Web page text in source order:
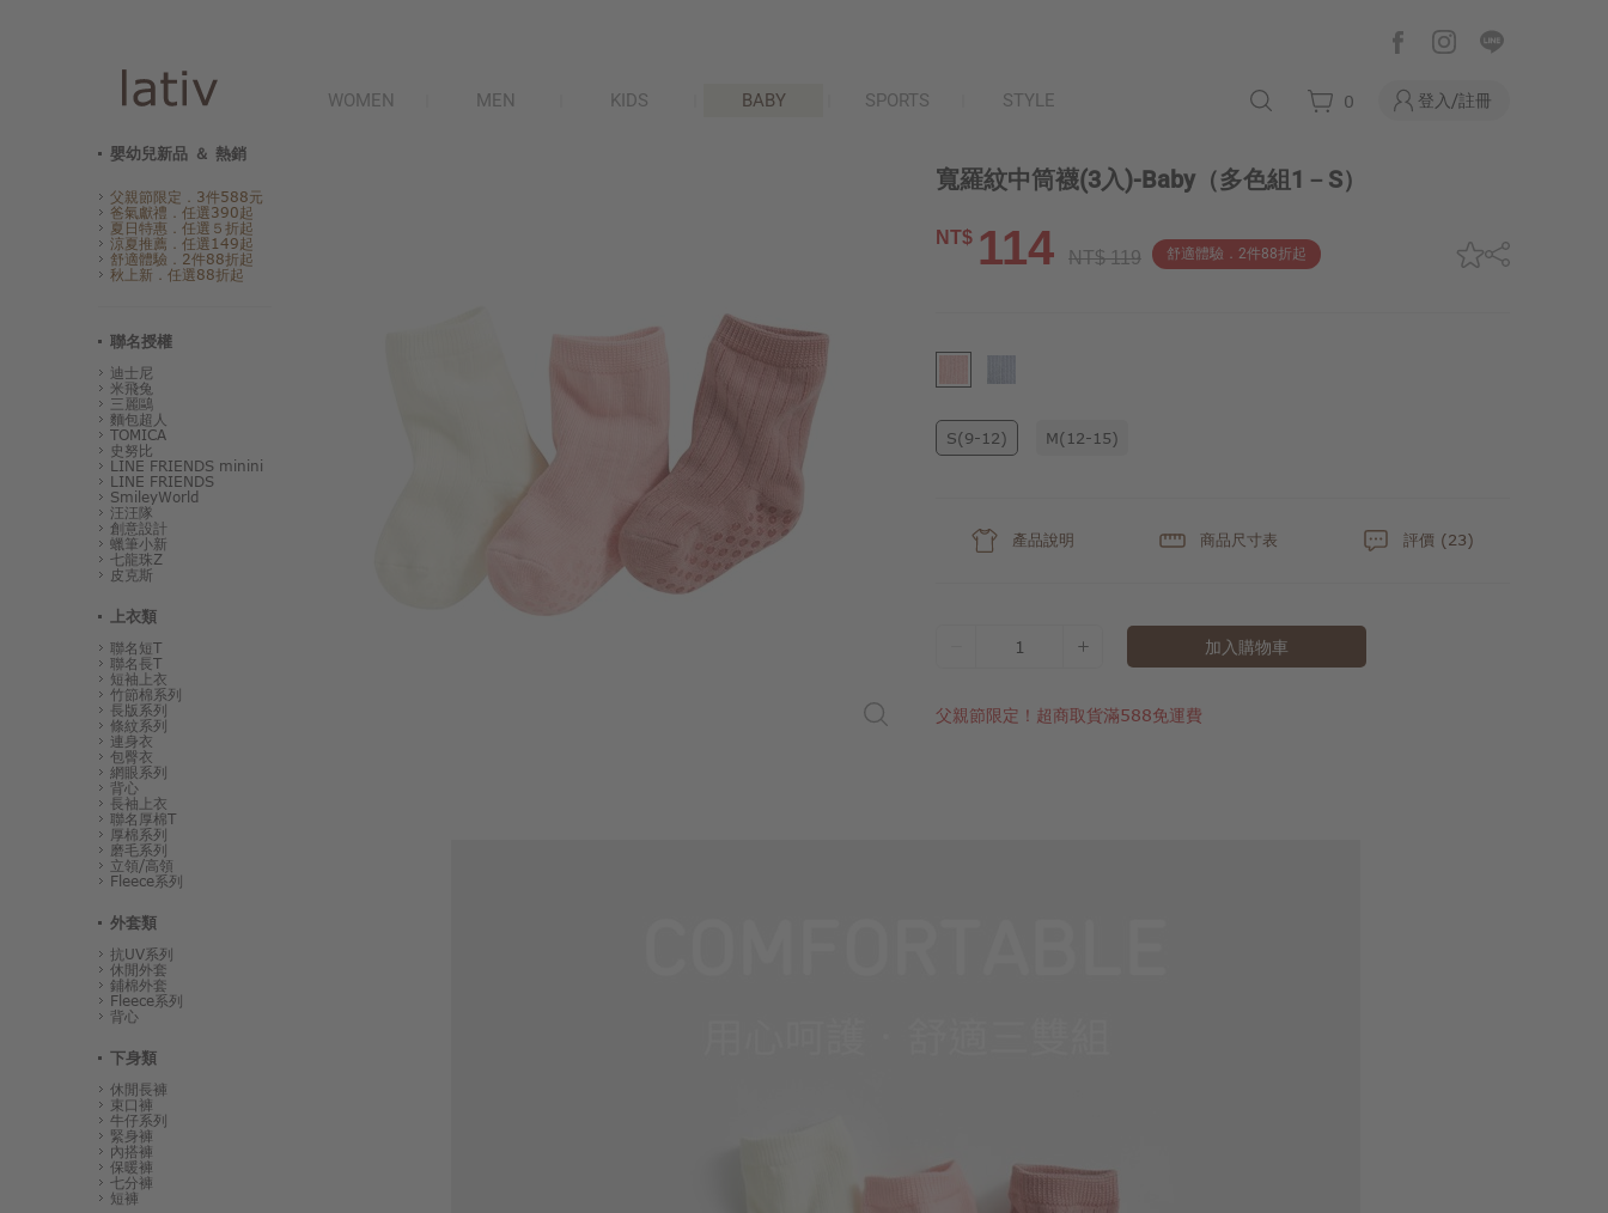
WOMEN MEN KIDS BABY SPORTS STYLE 0 登入/註冊
嬰幼兒新品 ＆ 熱銷
父親節限定．3件588元
爸氣獻禮．任選390起
夏日特惠．任選５折起
涼夏推薦．任選149起
舒適體驗．2件88折起
秋上新．任選88折起
聯名授權
迪士尼
米飛兔
三麗鷗
麵包超人
TOMICA
史努比
LINE FRIENDS minini
LINE FRIENDS
SmileyWorld
汪汪隊
創意設計
蠟筆小新
七龍珠Z
皮克斯
上衣類
聯名短T
聯名長T
短袖上衣
竹節棉系列
長版系列
條紋系列
連身衣
包臀衣
網眼系列
背心
長袖上衣
聯名厚棉T
厚棉系列
磨毛系列
立領/高領
Fleece系列
外套類
抗UV系列
休閒外套
鋪棉外套
Fleece系列
背心
下身類
休閒長褲
束口褲
牛仔系列
緊身褲
內搭褲
保暖褲
七分褲
短褲
寬羅紋中筒襪(3入)-Baby （多色組1－S）
NT$ 114 NT$ 119 舒適體驗．2件88折起
S(9-12) M(12-15)
產品說明 商品尺寸表 評價 (23)
1 加入購物車
父親節限定！超商取貨滿588免運費